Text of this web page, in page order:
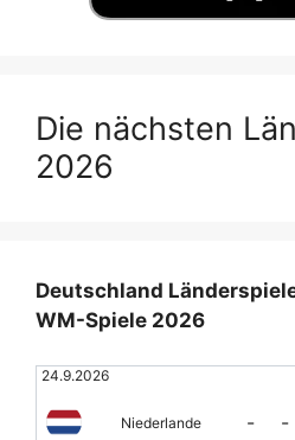
Die nächsten
2026
Deutschland
WM-Spiele 2026
24.9.2026
Niederlande - -